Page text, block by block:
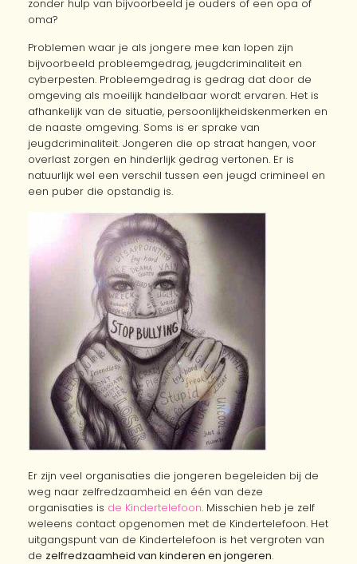
zonder hulp van bijvoorbeeld je ouders of een opa of
oma?
Problemen waar je als jongere mee kan lopen zijn
bijvoorbeeld probleemgedrag, jeugdcriminaliteit en
cyberpesten. Probleemgedrag is gedrag dat door de
omgeving als moeilijk handelbaar wordt ervaren. Het is
afhankelijk van de situatie, persoonlijkheidskenmerken en
de naaste omgeving. Soms is er sprake van
jeugdcriminaliteit. Jongeren die op straat hangen, voor
overlast zorgen en hinderlijk gedrag vertonen. Er is
natuurlijk wel een verschil tussen een jeugd crimineel en
een puber die opstandig is.
Er zijn veel organisaties die jongeren begeleiden bij de
weg naar zelfredzaamheid en één van deze
organisaties is de Kindertelefoon. Misschien heb je zelf
weleens contact opgenomen met de Kindertelefoon. Het
uitgangspunt van de Kindertelefoon is het vergroten van
de zelfredzaamheid van kinderen en jongeren.